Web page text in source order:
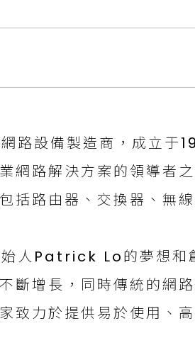
路設備製造商，成立于
網路解決方案的領導者
括路由器、交換器、無線
人Patrick Lo的夢想和
斷增長，同時傳統的網
致力於提供易於使用、